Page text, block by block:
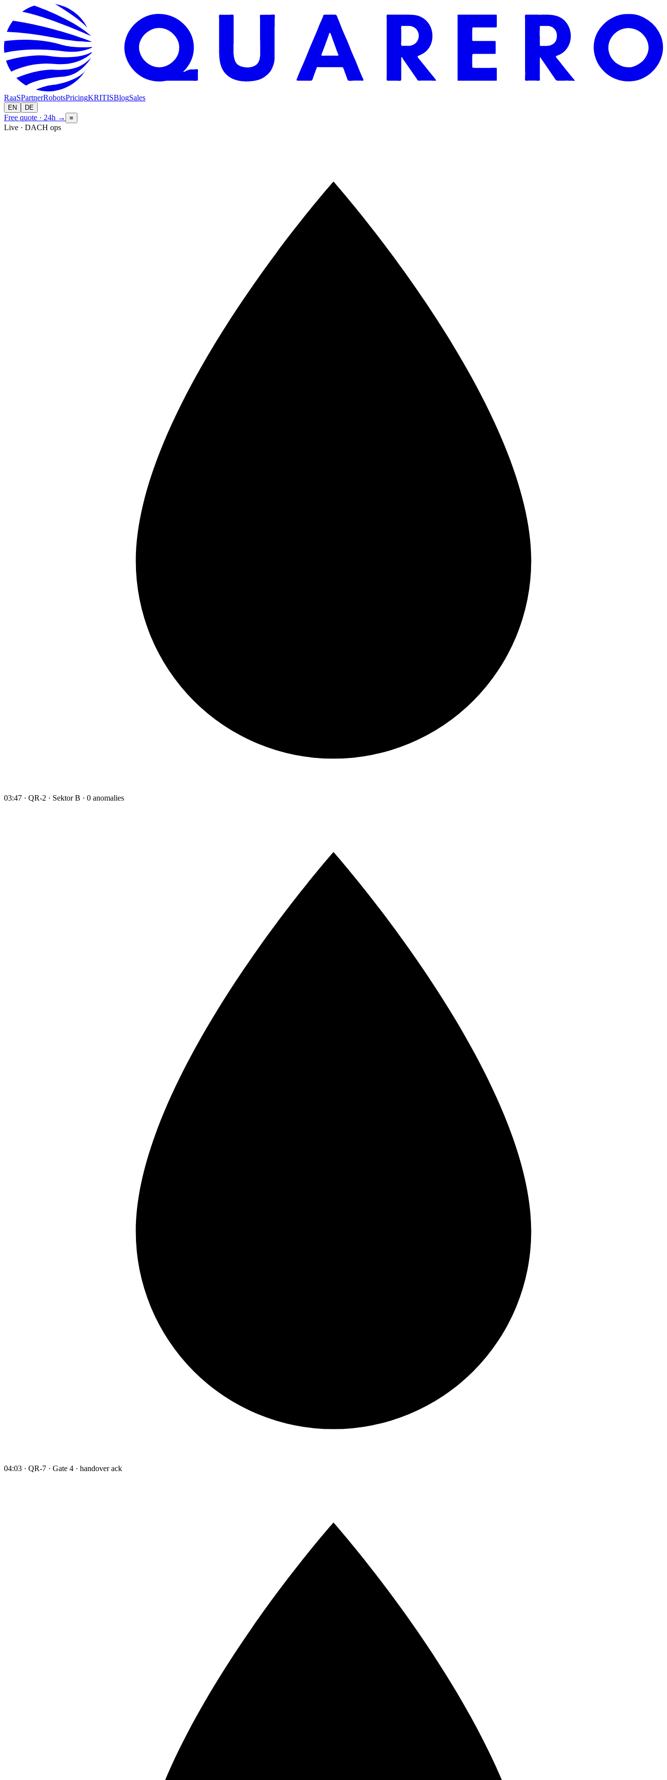
RaaSPartnerRobotsPricingKRITISBlogSales
EN DE
Free quote · 24h → ≡
Live · DACH ops
03:47 · QR-2 · Sektor B · 0 anomalies
04:03 · QR-7 · Gate 4 · handover ack